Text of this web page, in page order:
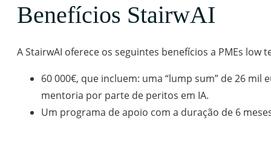
Benefícios StairwAI
A StairwAI oferece os seguintes benefícios a PMEs low
60 000€, que incluem: uma “lump sum” de 26
mentoria por parte de peritos em IA.
Um programa de apoio com a duração de 6